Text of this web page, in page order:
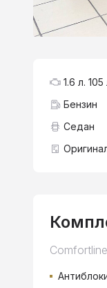
1.6 л. 105
Бензин
Седан
Comfortline